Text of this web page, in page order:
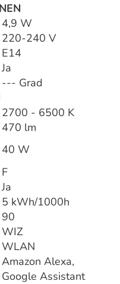
4,9 W
220-240 V
E14
Ja
--- Grad
2700 - 6500 K
470 lm
40 W
F
Ja
5 kWh/1000h
90
WIZ
WLAN
Amazon Alexa,
Google Assistant